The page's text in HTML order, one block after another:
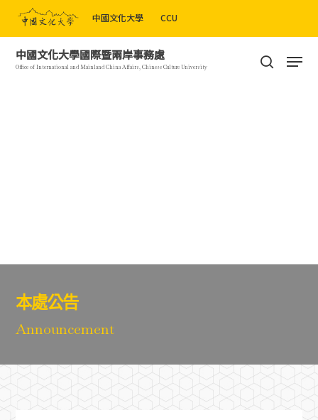
main
content
中國文化大學 CCU
中國文化大學國際暨兩岸事務處
Office of International and Mainland China Affairs, Chinese Culture University search
本處公告
Announcement
Menu